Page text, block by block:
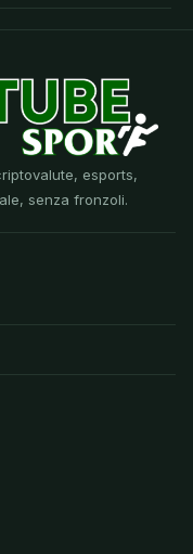
esports,
senza fronzoli.